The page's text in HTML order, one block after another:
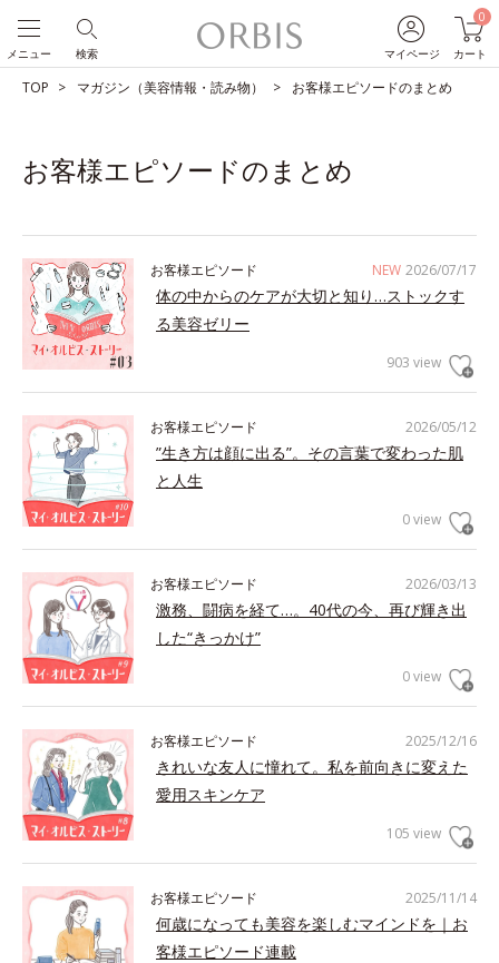
マイページ
0
カート
検索
メニュー
TOP マガジン（美容情報・読み物） お客様エピソードのまとめ
お客様エピソードのまとめ
NEW 2026/07/17
お客様エピソード
体の中からのケアが大切と知り…ストックす
る美容ゼリー
903 view
2026/05/12
お客様エピソード
”生き方は顔に出る”。その言葉で変わった肌
と人生
0 view
2026/03/13
お客様エピソード
激務、闘病を経て…。40代の今、再び輝き出
した“きっかけ”
0 view
2025/12/16
お客様エピソード
きれいな友人に憧れて。私を前向きに変えた
愛用スキンケア
105 view
2025/11/14
お客様エピソード
何歳になっても美容を楽しむマインドを｜お
客様エピソード連載